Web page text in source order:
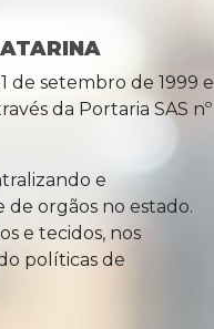
de setembro de 1999 e
da Portaria SAS nº
e
orgãos no estado.
e tecidos, nos
políticas de